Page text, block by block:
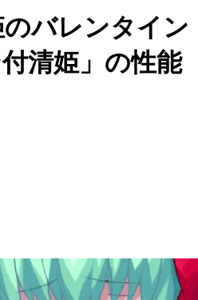
のバレンタイン
清姫」の性能